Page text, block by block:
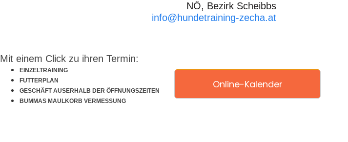
NÖ, Bezirk Scheibbs
info@hundetraining-zecha.at
Mit einem Click zu ihren Termin:
EINZELTRAINING
FUTTERPLAN
GESCHÄFT AUSERHALB DER ÖFFNUNGSZEITEN
BUMMAS MAULKORB VERMESSUNG
Online-Kalender